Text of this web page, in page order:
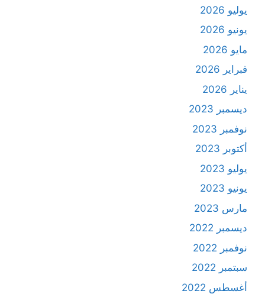
يوليو 2026
يونيو 2026
مايو 2026
فبراير 2026
يناير 2026
ديسمبر 2023
نوفمبر 2023
أكتوبر 2023
يوليو 2023
يونيو 2023
مارس 2023
ديسمبر 2022
نوفمبر 2022
سبتمبر 2022
أغسطس 2022